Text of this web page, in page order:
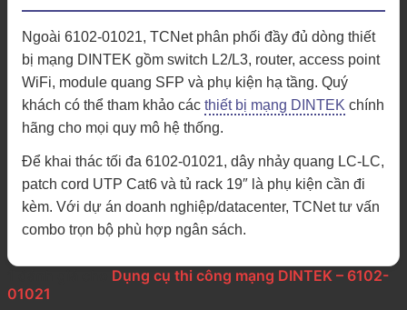
Ngoài 6102-01021, TCNet phân phối đầy đủ dòng thiết
bị mạng DINTEK gồm switch L2/L3, router, access point
WiFi, module quang SFP và phụ kiện hạ tầng. Quý
khách có thể tham khảo các thiết bị mạng DINTEK chính
hãng cho mọi quy mô hệ thống.
Để khai thác tối đa 6102-01021, dây nhảy quang LC-LC,
patch cord UTP Cat6 và tủ rack 19″ là phụ kiện cần đi
kèm. Với dự án doanh nghiệp/datacenter, TCNet tư vấn
combo trọn bộ phù hợp ngân sách.
Dụng cụ thi công mạng DINTEK – 6102-
01021